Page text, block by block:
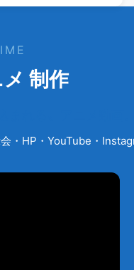
制作
・HP・YouTube・